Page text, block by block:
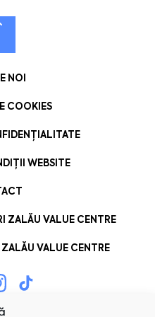
NOI
COOKIES
WEBSITE
ZALĂU VALUE CENTRE
VALUE CENTRE